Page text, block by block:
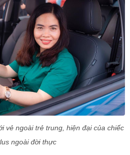
vẻ ngoài trẻ trung, hiện đại của chiếc
ngoài đời thực